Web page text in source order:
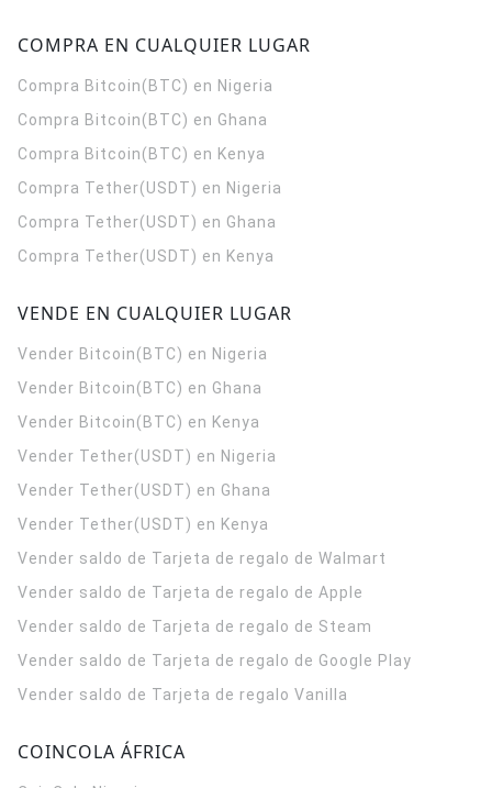
COMPRA EN CUALQUIER LUGAR
Compra Bitcoin(BTC) en Nigeria
Compra Bitcoin(BTC) en Ghana
Compra Bitcoin(BTC) en Kenya
Compra Tether(USDT) en Nigeria
Compra Tether(USDT) en Ghana
Compra Tether(USDT) en Kenya
VENDE EN CUALQUIER LUGAR
Vender Bitcoin(BTC) en Nigeria
Vender Bitcoin(BTC) en Ghana
Vender Bitcoin(BTC) en Kenya
Vender Tether(USDT) en Nigeria
Vender Tether(USDT) en Ghana
Vender Tether(USDT) en Kenya
Vender saldo de Tarjeta de regalo de Walmart
Vender saldo de Tarjeta de regalo de Apple
Vender saldo de Tarjeta de regalo de Steam
Vender saldo de Tarjeta de regalo de Google Play
Vender saldo de Tarjeta de regalo Vanilla
COINCOLA ÁFRICA